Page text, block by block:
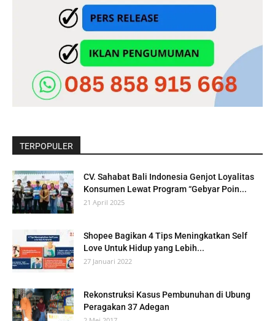
TERPOPULER
CV. Sahabat Bali Indonesia Genjot Loyalitas
Konsumen Lewat Program “Gebyar Poin...
21 April 2025
Shopee Bagikan 4 Tips Meningkatkan Self
Love Untuk Hidup yang Lebih...
27 Januari 2022
Rekonstruksi Kasus Pembunuhan di Ubung
Peragakan 37 Adegan